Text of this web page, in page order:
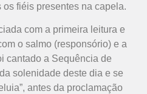
fiéis presentes na capela.
com a primeira leitura e
o salmo (responsório) e a
cantado a Sequência de
solenidade deste dia e se
antes da proclamação